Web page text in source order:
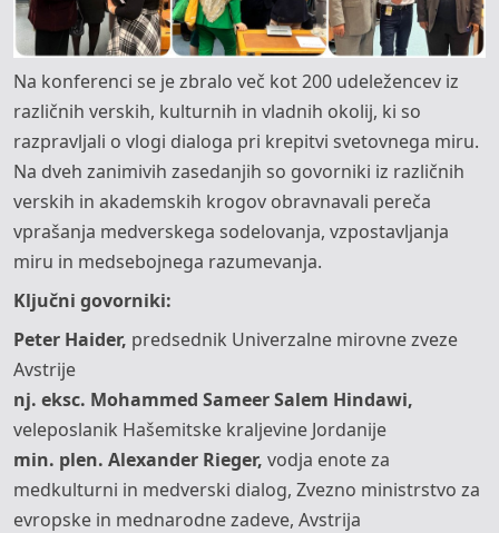
Na konferenci se je zbralo več kot 200 udeležencev iz
različnih verskih, kulturnih in vladnih okolij, ki so
razpravljali o vlogi dialoga pri krepitvi svetovnega miru.
Na dveh zanimivih zasedanjih so govorniki iz različnih
verskih in akademskih krogov obravnavali pereča
vprašanja medverskega sodelovanja, vzpostavljanja
miru in medsebojnega razumevanja.
Ključni govorniki:
Peter Haider, predsednik Univerzalne mirovne zveze
Avstrije
nj. eksc. Mohammed Sameer Salem Hindawi,
veleposlanik Hašemitske kraljevine Jordanije
min. plen. Alexander Rieger, vodja enote za
medkulturni in medverski dialog, Zvezno ministrstvo za
evropske in mednarodne zadeve, Avstrija